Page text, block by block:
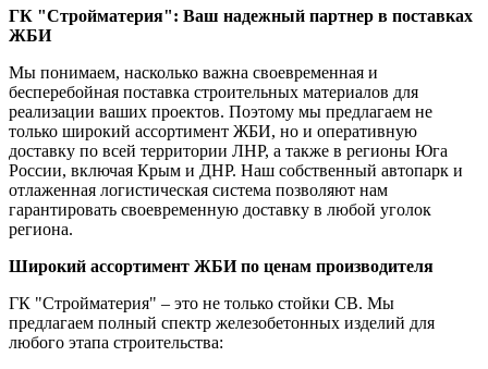
ГК "Стройматерия": Ваш надежный партнер в поставках
ЖБИ
Мы понимаем, насколько важна своевременная и
бесперебойная поставка строительных материалов для
реализации ваших проектов. Поэтому мы предлагаем не
только широкий ассортимент ЖБИ, но и оперативную
доставку по всей территории ЛНР, а также в регионы Юга
России, включая Крым и ДНР. Наш собственный автопарк и
отлаженная логистическая система позволяют нам
гарантировать своевременную доставку в любой уголок
региона.
Широкий ассортимент ЖБИ по ценам производителя
ГК "Стройматерия" – это не только стойки СВ. Мы
предлагаем полный спектр железобетонных изделий для
любого этапа строительства: